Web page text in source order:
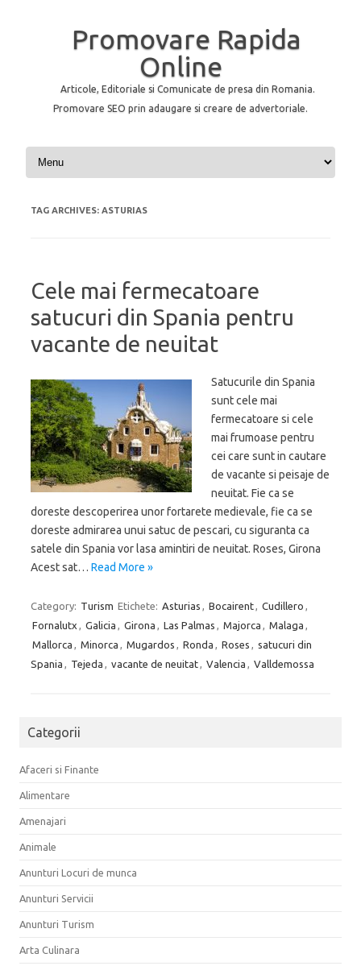
Promovare Rapida
Online
Articole, Editoriale si Comunicate de presa din Romania.
Promovare SEO prin adaugare si creare de advertoriale.
Skip to content
TAG ARCHIVES: ASTURIAS
Cele mai fermecatoare
satucuri din Spania pentru
vacante de neuitat
Satucurile din Spania
sunt cele mai
fermecatoare si cele
mai frumoase pentru
cei care sunt in cautare
de vacante si peisaje de
neuitat. Fie ca se
doreste descoperirea unor fortarete medievale, fie ca se
doreste admirarea unui satuc de pescari, cu siguranta ca
satele din Spania vor lasa amintiri de neuitat. Roses, Girona
Acest sat… Read More »
Category: Turism Etichete: Asturias , Bocairent, Cudillero ,
Fornalutx , Galicia , Girona , Las Palmas , Majorca , Malaga ,
Mallorca , Minorca , Mugardos , Ronda , Roses , satucuri din
Spania , Tejeda , vacante de neuitat, Valencia , Valldemossa
Categorii
Afaceri si Finante
Alimentare
Amenajari
Animale
Anunturi Locuri de munca
Anunturi Servicii
Anunturi Turism
Arta Culinara